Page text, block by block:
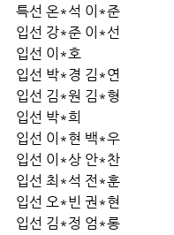
특선 온*석 이*준
입선 강*준 이*선
입선 이*호
입선 박*경 김*연
입선 김*원 김*형
입선 박*희
입선 이*현 백*우
입선 이*상 안*찬
입선 최*석 전*훈
입선 오*빈 권*현
입선 김*정 엄*롱